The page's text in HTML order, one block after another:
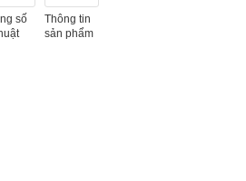
số
Thông tin
sản phẩm